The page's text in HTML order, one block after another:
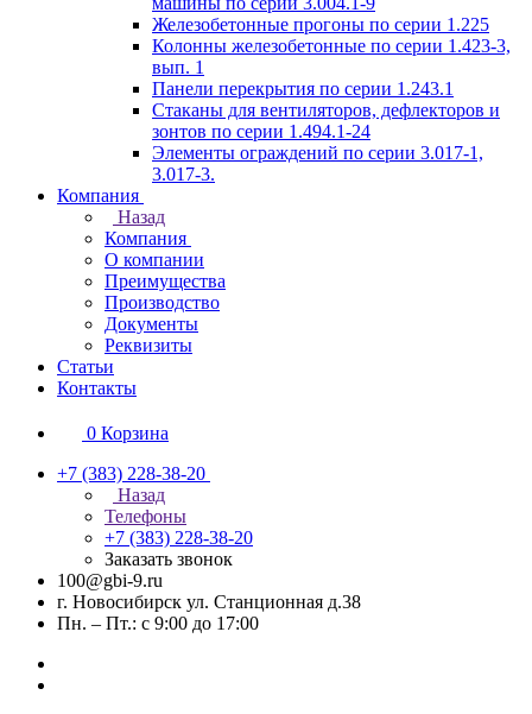
Железобетонные прогоны по серии 1.225
Колонны железобетонные по серии 1.423-3,
вып. 1
Панели перекрытия по серии 1.243.1
Стаканы для вентиляторов, дефлекторов и
зонтов по серии 1.494.1-24
Элементы ограждений по серии 3.017-1,
3.017-3.
Компания
Назад
Компания
О компании
Преимущества
Производство
Документы
Реквизиты
Статьи
Контакты
0 Корзина
+7 (383) 228-38-20
Назад
Телефоны
+7 (383) 228-38-20
Заказать звонок
100@gbi-9.ru
г. Новосибирск ул. Станционная д.38
Пн. – Пт.: с 9:00 до 17:00